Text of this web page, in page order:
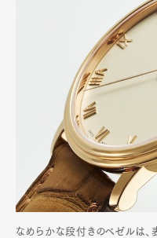
なめらかな段付きのベゼルは